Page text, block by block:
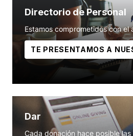
Directorio de Personal
Estamos comprometidos con el
TE PRESENTAMOS A
Dar
Cada donación hace posible las